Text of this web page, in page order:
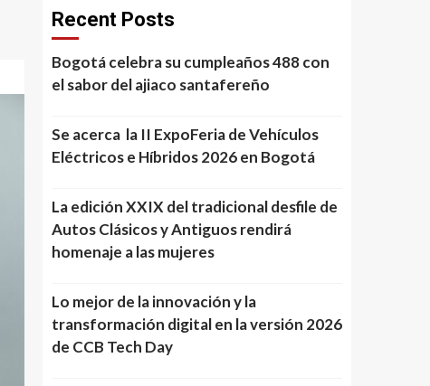
Recent Posts
Bogotá celebra su cumpleaños 488 con
el sabor del ajiaco santafereño
Se acerca la II ExpoFeria de Vehículos
Eléctricos e Híbridos 2026 en Bogotá
La edición XXIX del tradicional desfile de
Autos Clásicos y Antiguos rendirá
homenaje a las mujeres
Lo mejor de la innovación y la
transformación digital en la versión 2026
de CCB Tech Day